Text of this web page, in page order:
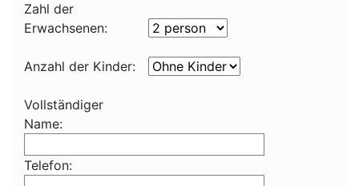
Zahl der
Erwachsenen:
Anzahl der Kinder:
Vollständiger
Name:
Telefon: